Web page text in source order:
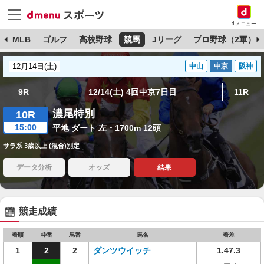
dメニュー
MLB ゴルフ 高校野球 競馬 Jリーグ プロ野球（2軍）
中山 中京 阪神
9R 12/14(土) 4回中京7日目 11R
10R
15:00
濃尾特別
平地 ダート 左・1700m 12頭
サラ系 3歳以上 (混合)別定
データ分析 オッズ 結果
競走成績
着順 枠番 馬番 馬名 着差
1 2 2 ダンツウイッチ
1.47.3